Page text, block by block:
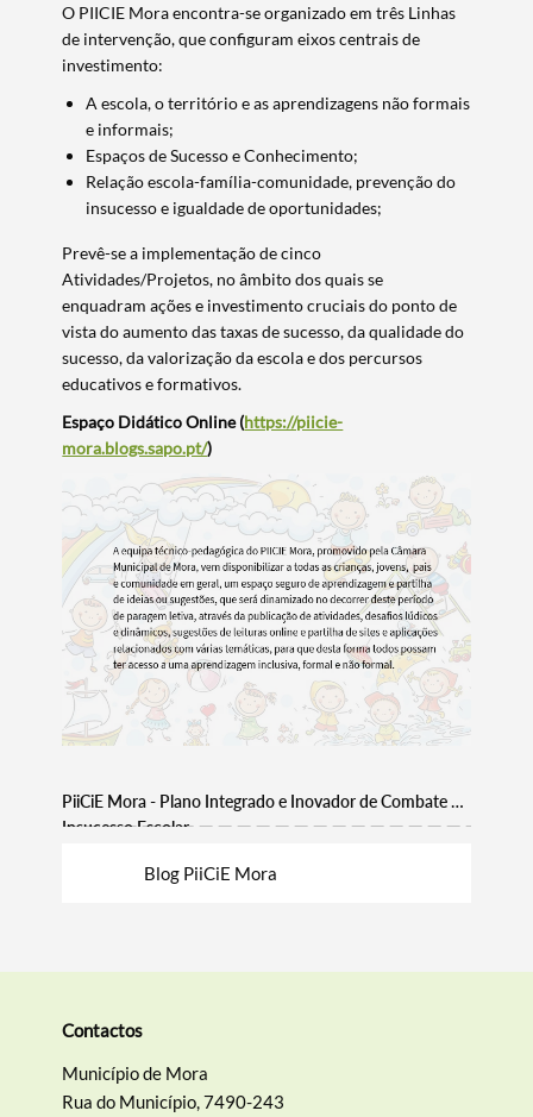
Termo de Pesquisa
Categorias gerais
Filtros
O PIICIE Mora encontra-se organizado em três Linhas
de intervenção, que configuram eixos centrais de
investimento:
​A escola, o território e as aprendizagens não formais
e informais;
Espaços de Sucesso e Conhecimento;
Relação escola-família-comunidade, prevenção do
insucesso e igualdade de oportunidades;
Prevê-se a implementação de cinco
Atividades/Projetos, no âmbito dos quais se
enquadram ações e investimento cruciais do ponto de
vista do aumento das taxas de sucesso, da qualidade do
sucesso, da valorização da escola e dos percursos
educativos e formativos.​​​​​
Espaço Didático Online (https://piicie-
mora.blogs.sapo.pt/)
PiiCiE Mora - Plano Integrado e Inovador de Combate ao
Insucesso Escolar
Blog PiiCiE Mora
Contactos
Município de Mora
Rua do Município, 7490-243